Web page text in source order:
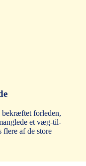
bekræftet forleden,
et væg-til-
af de store